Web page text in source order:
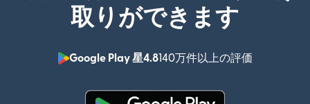
取りができます
Google Play 星4.8140万件以上の評価
（別ウィン